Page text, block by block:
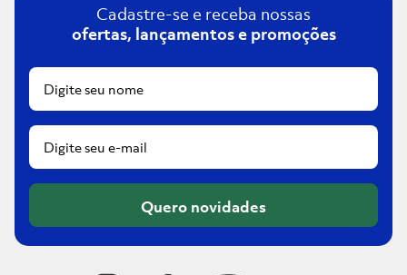
Cadastre-se e receba nossas
ofertas, lançamentos e promoções
Quero novidades